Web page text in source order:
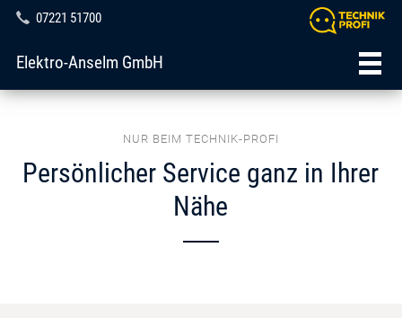
07221 51700
Elektro-Anselm GmbH
NUR BEIM TECHNIK-PROFI
Persönlicher Service ganz in Ihrer
Nähe